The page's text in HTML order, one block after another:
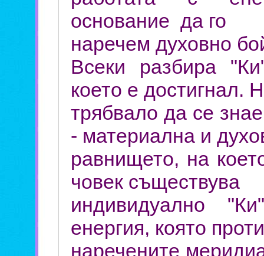
основание да го
наречем духовно
Всеки разбира
което е достигнал.
трябвало да се
- материална и
равнището, на
човек съществува
индивидуално
енергия, която
наречените